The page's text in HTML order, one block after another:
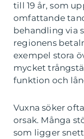
till 19 år, som
omfattande
behandling via
regionens
exempel stora
mycket
funktion och
Vuxna söker
orsak. Många
som ligger